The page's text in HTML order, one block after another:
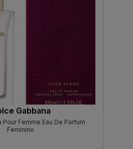
Gabbana
Pour Femme Eau De Parfum
Feminino